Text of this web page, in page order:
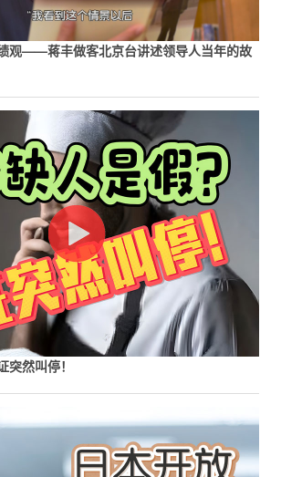
观——蒋丰做客北京台讲述领导人当年的故
突然叫停！